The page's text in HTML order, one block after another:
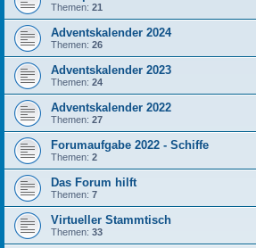
Themen: 21
Adventskalender 2024
Themen: 26
Adventskalender 2023
Themen: 24
Adventskalender 2022
Themen: 27
Forumaufgabe 2022 - Schiffe
Themen: 2
Das Forum hilft
Themen: 7
Virtueller Stammtisch
Themen: 33